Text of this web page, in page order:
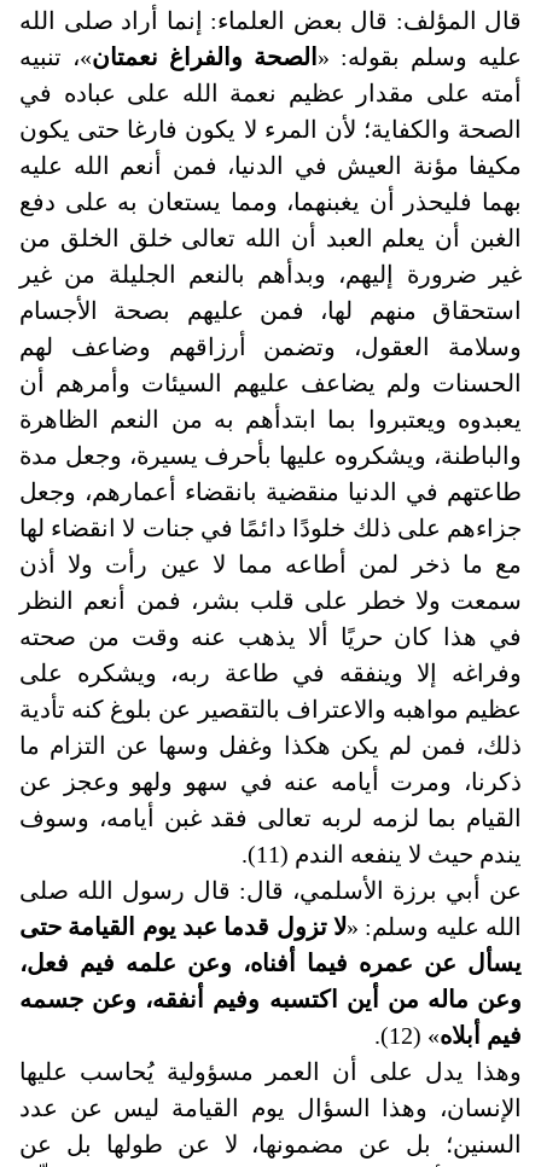
قال المؤلف: قال بعض العلماء: إنما أراد صلى الله
عليه وسلم بقوله: « الصحة والفراغ نعمتان»، تنبيه
أمته على مقدار عظيم نعمة الله على عباده في
الصحة والكفاية؛ لأن المرء لا يكون فارغا حتى يكون
مكيفا مؤنة العيش في الدنيا، فمن أنعم الله عليه
بهما فليحذر أن يغبنهما، ومما يستعان به على دفع
الغبن أن يعلم العبد أن الله تعالى خلق الخلق من
غير ضرورة إليهم، وبدأهم بالنعم الجليلة من غير
استحقاق منهم لها، فمن عليهم بصحة الأجسام
وسلامة العقول، وتضمن أرزاقهم وضاعف لهم
الحسنات ولم يضاعف عليهم السيئات وأمرهم أن
يعبدوه ويعتبروا بما ابتدأهم به من النعم الظاهرة
والباطنة، ويشكروه عليها بأحرف يسيرة، وجعل مدة
طاعتهم في الدنيا منقضية بانقضاء أعمارهم، وجعل
جزاءهم على ذلك خلودًا دائمًا في جنات لا انقضاء لها
مع ما ذخر لمن أطاعه مما لا عين رأت ولا أذن
سمعت ولا خطر على قلب بشر، فمن أنعم النظر
في هذا كان حريًا ألا يذهب عنه وقت من صحته
وفراغه إلا وينفقه في طاعة ربه، ويشكره على
عظيم مواهبه والاعتراف بالتقصير عن بلوغ كنه تأدية
ذلك، فمن لم يكن هكذا وغفل وسها عن التزام ما
ذكرنا، ومرت أيامه عنه في سهو ولهو وعجز عن
القيام بما لزمه لربه تعالى فقد غبن أيامه، وسوف
يندم حيث لا ينفعه الندم (11).
عن أبي برزة الأسلمي، قال: قال رسول الله صلى
الله عليه وسلم: «لا تزول قدما عبد يوم القيامة حتى
يسأل عن عمره فيما أفناه، وعن علمه فيم فعل،
وعن ماله من أين اكتسبه وفيم أنفقه، وعن جسمه
فيم أبلاه» (12).
وهذا يدل على أن العمر مسؤولية يُحاسب عليها
الإنسان، وهذا السؤال يوم القيامة ليس عن عدد
السنين؛ بل عن مضمونها، لا عن طولها بل عن